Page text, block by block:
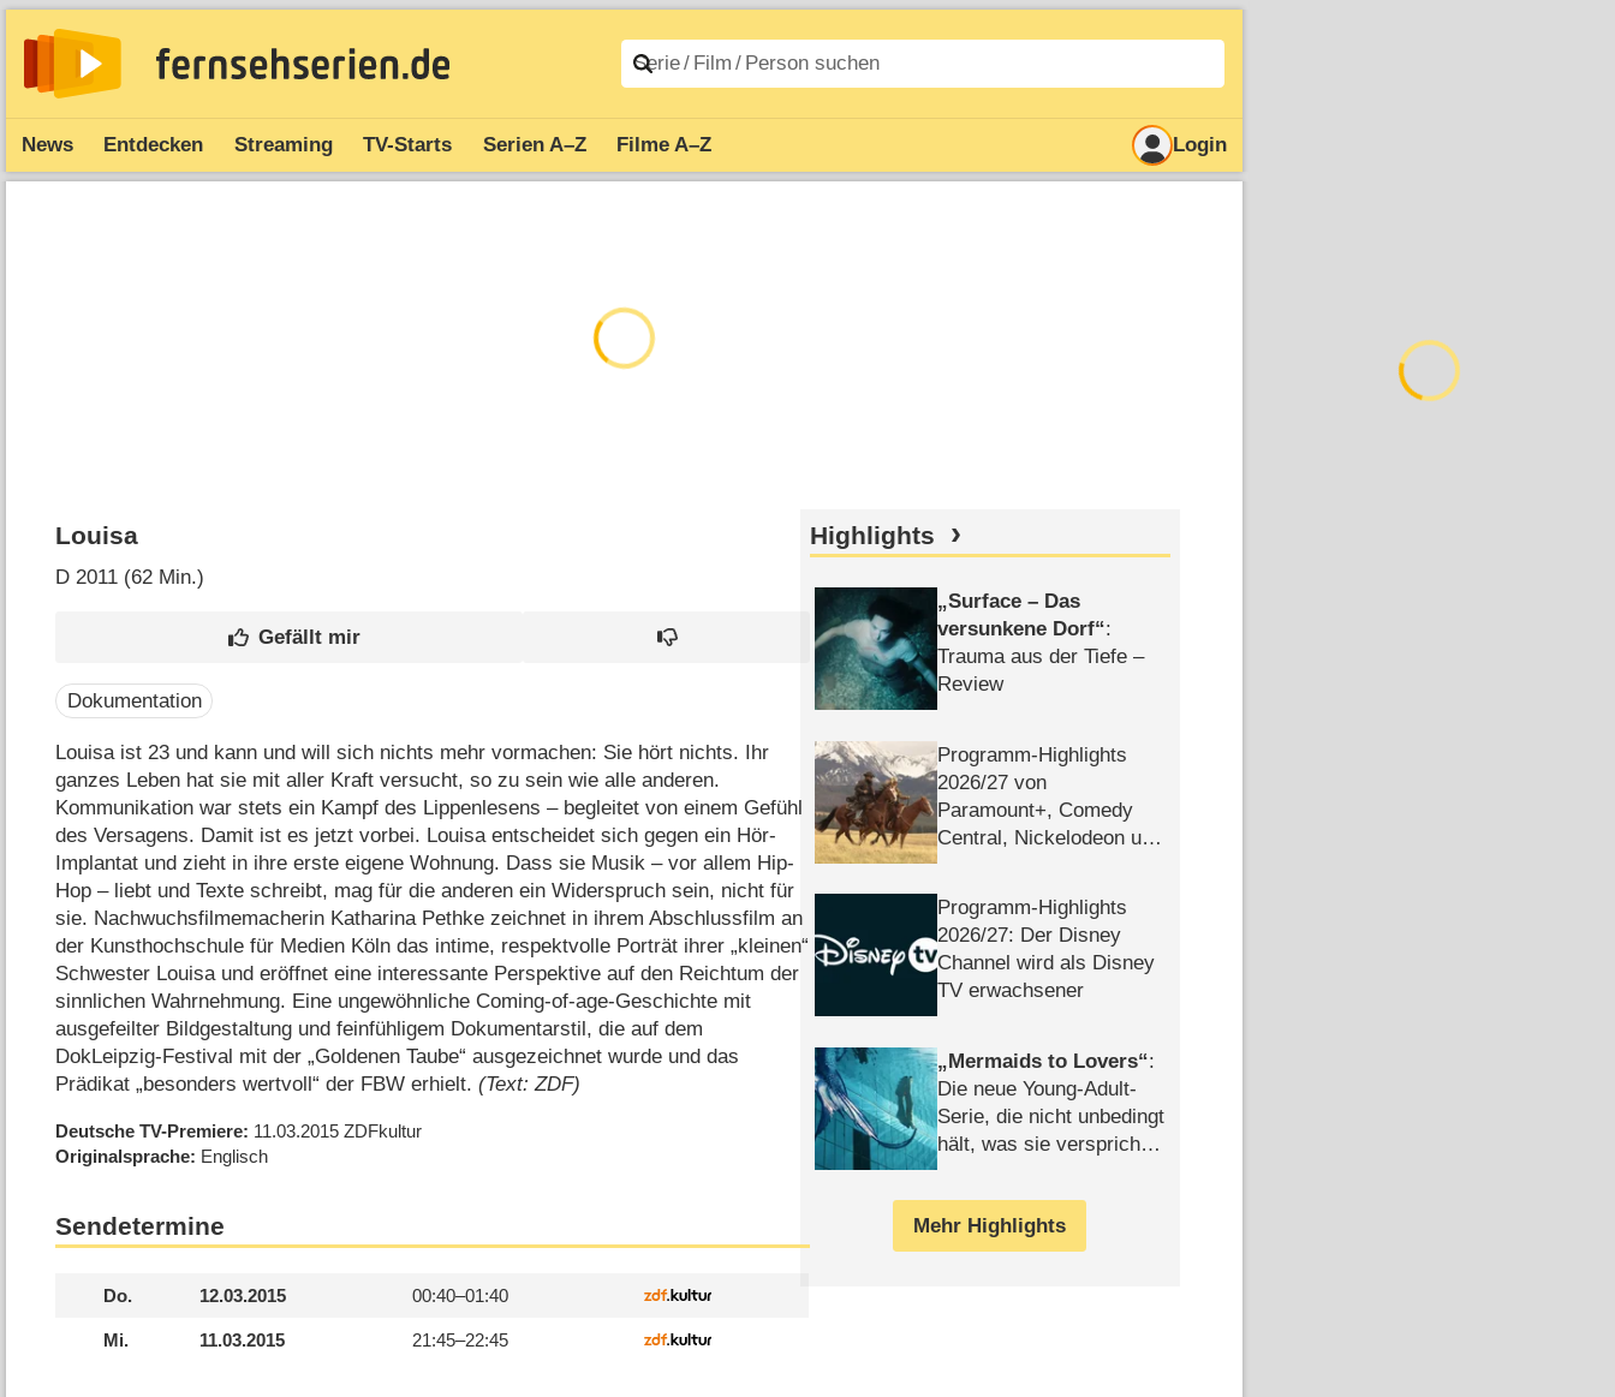
News Entdecken Streaming TV-Starts Serien A–Z Filme A–Z Login
Louisa
D 2011 (62 Min.)
Dokumentation
Louisa ist 23 und kann und will sich nichts mehr vormachen: Sie hört nichts. Ihr
ganzes Leben hat sie mit aller Kraft versucht, so zu sein wie alle anderen.
Kommunikation war stets ein Kampf des Lippenlesens – begleitet von einem Gefühl
des Versagens. Damit ist es jetzt vorbei. Louisa entscheidet sich gegen ein Hör-
Implantat und zieht in ihre erste eigene Wohnung. Dass sie Musik – vor allem Hip-
Hop – liebt und Texte schreibt, mag für die anderen ein Widerspruch sein, nicht für
sie. Nachwuchsfilmemacherin Katharina Pethke zeichnet in ihrem Abschlussfilm an
der Kunsthochschule für Medien Köln das intime, respektvolle Porträt ihrer „kleinen“
Schwester Louisa und eröffnet eine interessante Perspektive auf den Reichtum der
sinnlichen Wahrnehmung. Eine ungewöhnliche Coming-of-age-Geschichte mit
ausgefeilter Bildgestaltung und feinfühligem Dokumentarstil, die auf dem
DokLeipzig-Festival mit der „Goldenen Taube“ ausgezeichnet wurde und das
Prädikat „besonders wertvoll“ der FBW erhielt.(Text: ZDF)
Deutsche TV-Premiere 11.03.2015 ZDFkultur
Originalsprache Englisch
Sendetermine
Do. 12.03.2015 00:40–01:40
Mi. 11.03.2015 21:45–22:45
Highlights
Surface – Das
versunkene Dorf :
Trauma aus der Tiefe –
Review
Programm-Highlights
2026/​27 von
Paramount+, Comedy
Central, Nickelodeon und
Programm-Highlights
2026/​27: Der Disney
Channel wird als Disney
TV erwachsener
Mermaids to Lovers :
Die neue Young-Adult-
Serie, die nicht unbedingt
hält, was sie verspricht –
Mehr Highlights